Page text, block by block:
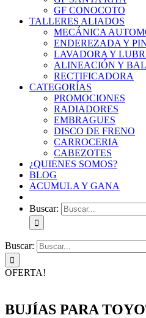
GF CONOCOTO
TALLERES ALIADOS
MECÁNICA
ENDEREZADA Y
LAVADORA Y
ALINEACIÓN Y
RECTIFICADORA
CATEGORÍAS
PROMOCIONES
RADIADORES
EMBRAGUES
DISCO DE FRENO
CARROCERIA
CABEZOTES
¿QUIENES SOMOS?
BLOG
ACUMULA Y GANA
Buscar:
Buscar:
OFERTA!
BUJÍAS PARA